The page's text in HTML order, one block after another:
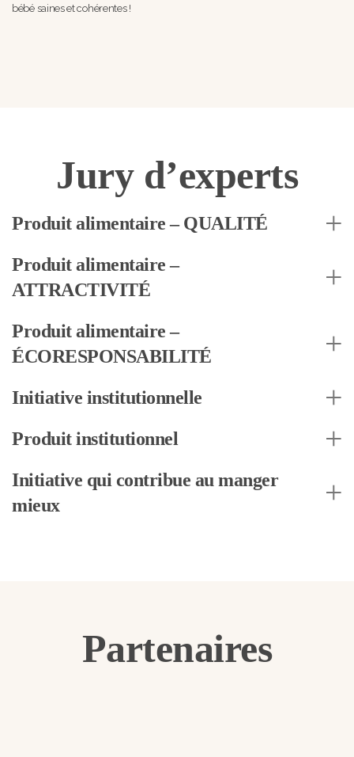
bébé saines et cohérentes !
Jury d’experts
Produit alimentaire – QUALITÉ
Produit alimentaire –
ATTRACTIVITÉ
Produit alimentaire –
ÉCORESPONSABILITÉ
Initiative institutionnelle
Produit institutionnel
Initiative qui contribue au manger
mieux
Partenaires